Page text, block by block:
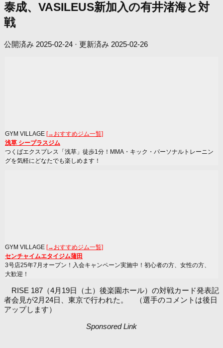
泰成、VASILEUS新加入の有井渚海と対
戦
公開済み 2025-02-24 · 更新済み 2025-02-26
GYM VILLAGE [→おすすめジム一覧]
浅草 シープラスジム
つくばエクスプレス「浅草」徒歩1分！MMA・キック・パーソナルトレーニン
グを気軽にどなたでも楽しめます！
GYM VILLAGE [→おすすめジム一覧]
センチャイムエタイジム蒲田
3号店25年7月オープン！入会キャンペーン実施中！初心者の方、女性の方、
大歓迎！
RISE 187（4月19日（土）後楽園ホール）の対戦カード発表記
者会見が2月24日、東京で行われた。
（選手のコメントは後日
アップします）
Sponsored Link